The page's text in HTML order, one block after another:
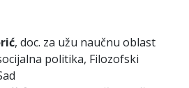
, doc. za užu naučnu oblast
politika, Filozofski